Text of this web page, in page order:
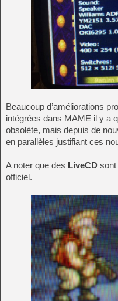
Beaucoup d’améliorations
intégrées dans MAME il y a
obsolète, mais depuis de
en parallèles justifiant ces
A noter que des LiveCD sont
officiel.